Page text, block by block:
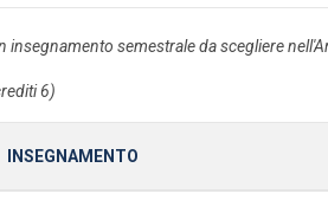
insegnamento semestrale da scegliere
6)
INSEGNAMENTO